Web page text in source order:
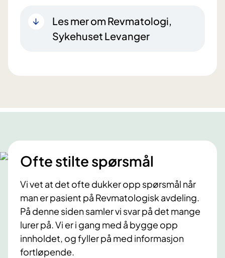
Les mer om Revmatologi,
Sykehuset Levanger
Ofte stilte spørsmål
Vi vet at det ofte dukker opp spørsmål når
man er pasient på Revmatologisk avdeling.
På denne siden samler vi svar på det mange
lurer på. Vi er i gang med å bygge opp
innholdet, og fyller på med informasjon
fortløpende.